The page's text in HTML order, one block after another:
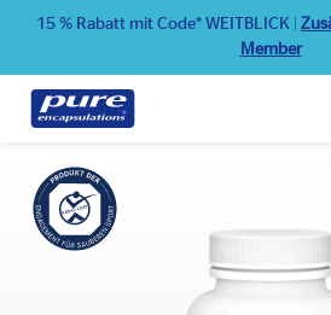
Direkt
Inhalt
15 % Rabatt mit Code* WEITBLICK
Member